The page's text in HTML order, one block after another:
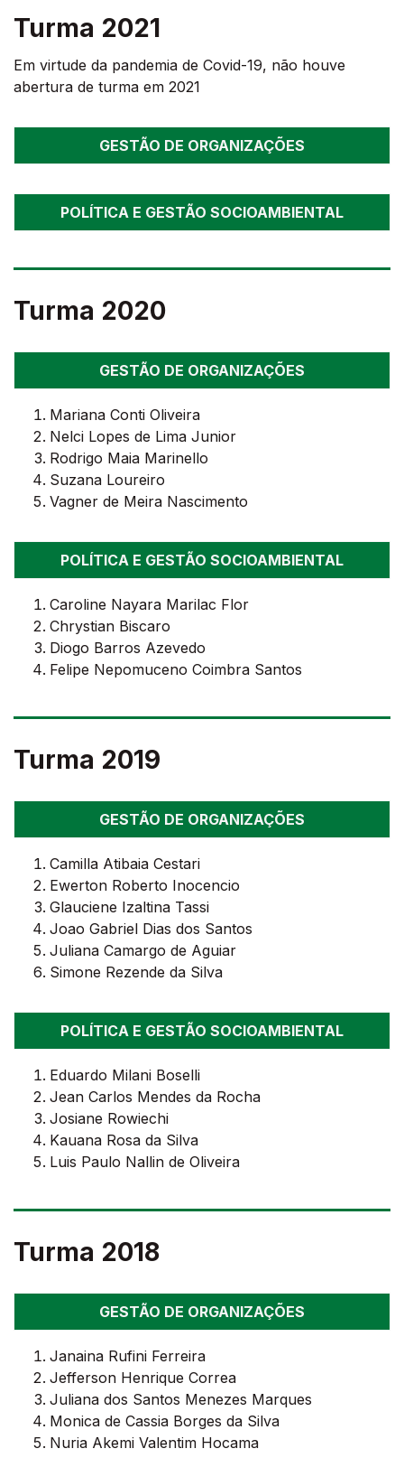
Turma 2021
Em virtude da pandemia de Covid-19, não houve
abertura de turma em 2021
GESTÃO DE ORGANIZAÇÕES
POLÍTICA E GESTÃO SOCIOAMBIENTAL
Turma 2020
GESTÃO DE ORGANIZAÇÕES
Mariana Conti Oliveira
Nelci Lopes de Lima Junior
Rodrigo Maia Marinello
Suzana Loureiro
Vagner de Meira Nascimento
POLÍTICA E GESTÃO SOCIOAMBIENTAL
Caroline Nayara Marilac Flor
Chrystian Biscaro
Diogo Barros Azevedo
Felipe Nepomuceno Coimbra Santos
Turma 2019
GESTÃO DE ORGANIZAÇÕES
Camilla Atibaia Cestari
Ewerton Roberto Inocencio
Glauciene Izaltina Tassi
Joao Gabriel Dias dos Santos
Juliana Camargo de Aguiar
Simone Rezende da Silva
POLÍTICA E GESTÃO SOCIOAMBIENTAL
Eduardo Milani Boselli
Jean Carlos Mendes da Rocha
Josiane Rowiechi
Kauana Rosa da Silva
Luis Paulo Nallin de Oliveira
Turma 2018
GESTÃO DE ORGANIZAÇÕES
Janaina Rufini Ferreira
Jefferson Henrique Correa
Juliana dos Santos Menezes Marques
Monica de Cassia Borges da Silva
Nuria Akemi Valentim Hocama